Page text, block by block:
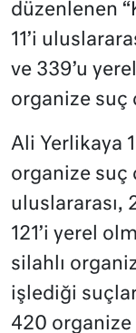
düzenlenen
11’i
ve 339’u
organize suç
Ali Yerlikaya 1
organize suç
uluslararası,
121’i yerel
silahlı
işlediği
420 organize